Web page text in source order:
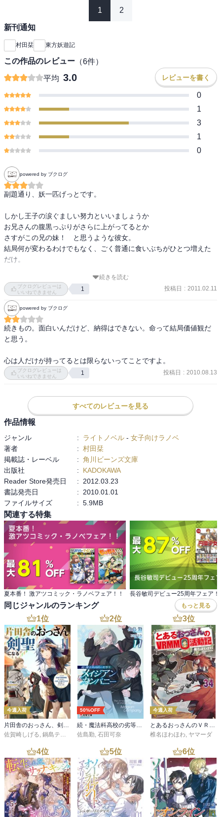
1 2
新刊通知
村田栞 東方妖遊記
この作品のレビュー （6件）
平均 3.0 レビューを書く
0
1
3
1
0
powered by ブクログ
副題通り、妖一匹げっとです。
しかし王子の涙ぐましい努力といいましょうか
お兄さんの腹黒っぷりがさらに上がってるとか
さすがこの兄の妹！　と思うような彼女。
結局何が変わるわけでもなく、ごく普通に食いぶちがひとつ増えた
だけ。
命とは？
憎悪を持たずに生きられるのか？
突如答えろと言われれば困りますし
いつも笑顔でまっさらで生きていける事もないです。
人としてそれは無理なので、それを持ちつつ生きる事。
か？
と思ってしまったら、この話そこで終わりですよね…ｗ
うん、命は粗末にしてはいけません、としか言えませんし。
続きを読む
ブクログレビューは
いいねできません
1 投稿日 : 2011.02.11
powered by ブクログ
続きもの。面白いんだけど、納得はできない。命って結局価値観だ
と思う。
心は人だけが持ってるとは限らないってことですよ。
ブクログレビューは
いいねできません
1 投稿日 : 2010.08.13
すべてのレビューを見る
作品情報
ジャンル : ライトノベル - 女子向けラノベ
著者
: 村田栞
掲載誌・レーベル
: 角川ビーンズ文庫
出版社
:
KADOKAWA
Reader Store発売日
:
2012.03.23
書誌発売日
:
2010.01.01
ファイルサイズ
: 5.9MB
関連する特集
夏本番！ 激アツコミック・ラノベフェア！！ 長谷敏司デビュー25周年フェア！
同じジャンルのランキング もっと見る
1位
今週入荷
片田舎のおっさん、剣聖になる 11 ～ただの田舎の剣術師範だったのに、大成した弟子たちが俺を放ってくれない件～
佐賀崎しげる, 鍋島テツヒロ
2位
50%OFF
続・魔法科高校の劣等生 メイジアン・カンパニー(11)
佐島勤, 石田可奈
3位
今週入荷
とあるおっさんのＶＲＭＭＯ活動記34
椎名ほわほわ, ヤマーダ
4位 5位 6位